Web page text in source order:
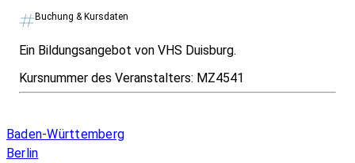
Buchung & Kursdaten
Ein Bildungsangebot von VHS Duisburg.
Kursnummer des Veranstalters: MZ4541
Baden-Württemberg
Berlin